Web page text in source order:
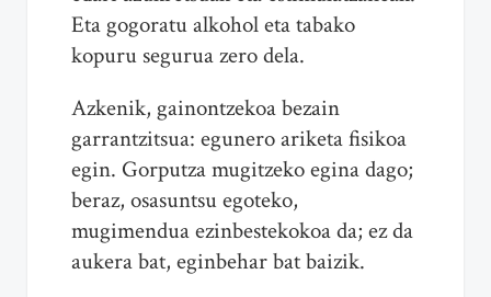
Eta gogoratu alkohol eta tabako
kopuru segurua zero dela.
Azkenik, gainontzekoa bezain
garrantzitsua: egunero ariketa fisikoa
egin. Gorputza mugitzeko egina dago;
beraz, osasuntsu egoteko,
mugimendua ezinbestekokoa da; ez da
aukera bat, eginbehar bat baizik.